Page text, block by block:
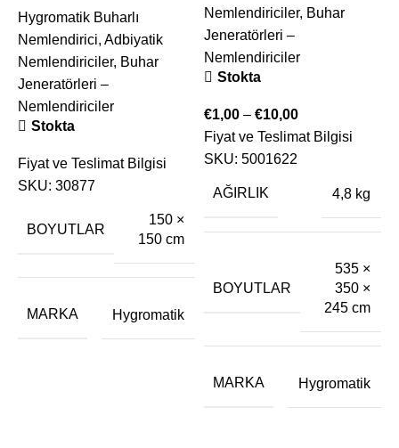
Hygromatik Buharlı
Nemlendirici, Adbiyatik
Nemlendiriciler, Buhar
Jeneratörleri –
Nemlendiriciler
Stokta
Fiyat ve Teslimat Bilgisi
SKU: 30877
BOYUTLAR
150 ×
150 cm
MARKA Hygromatik
Nemlendiriciler, Buhar
Jeneratörleri –
Nemlendiriciler
Stokta
€1,00 – €10,00
Fiyat ve Teslimat Bilgisi
SKU: 5001622
AĞIRLIK 4,8 kg
BOYUTLAR
535 ×
350 ×
245 cm
MARKA Hygromatik